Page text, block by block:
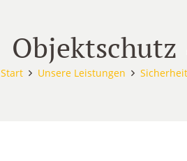
Start Unsere Leistungen